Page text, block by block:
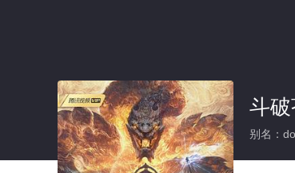
斗
别名：